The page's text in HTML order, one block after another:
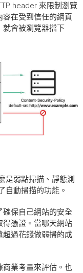
header 來限制瀏覽
在受到信任的網頁
就會被瀏覽器擋下
是弱點掃描、靜態測
自動掃描的功能。
保自己網站的安全
憑證。當哪天網站
過花錢做弱掃的成
業考量來評估。也